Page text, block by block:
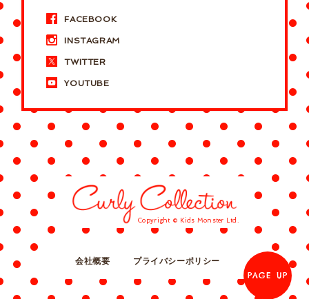
FACEBOOK
INSTAGRAM
TWITTER
YOUTUBE
Copyright © Kids Monster Ltd.
会社概要
プライバシーポリシー
PAGE UP